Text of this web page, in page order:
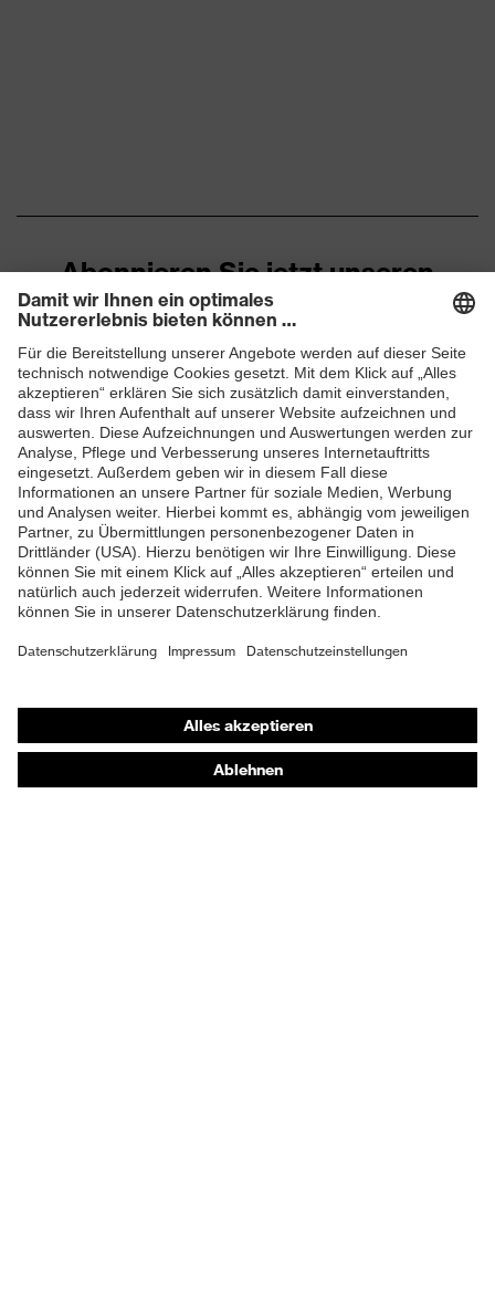
Abonnieren Sie jetzt unseren
Newsletter
ZUM NEWSLETTER ANMELDEN
Online-Shop für B2B-Kunden
Online-Shop für Personaldienstleister